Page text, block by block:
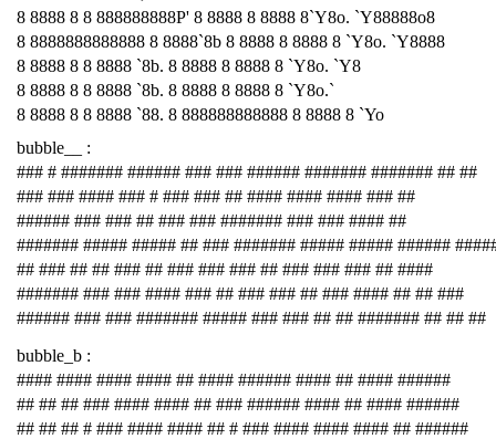
8 8888 8 8 888888888P' 8 8888 8 8888 8`Y8o. `Y88888o8
8 8888888888888 8 8888`8b 8 8888 8 8888 8 `Y8o. `Y8888
8 8888 8 8 8888 `8b. 8 8888 8 8888 8 `Y8o. `Y8
8 8888 8 8 8888 `8b. 8 8888 8 8888 8 `Y8o.`
8 8888 8 8 8888 `88. 8 888888888888 8 8888 8 `Yo
bubble__ :
### # ####### ###### ### ### ###### ####### ####### ## ##
### ### #### ### # ### ### ## #### #### #### ### ##
###### ### ### ## ### ### ####### ### ### #### ##
####### ##### ##### ## ### ####### ##### ##### ######
## ### ## ## ### ## ### ### ### ## ### ### ### ## ####
####### ### ### #### ### ## ### ### ## ### #### ## ## ###
###### ### ### ####### ##### ### ### ## ## ####### ## ## ##
bubble_b :
#### #### #### #### ## #### ###### #### ## #### ######
## ## ## ### #### #### ## ### ###### #### ## #### ######
## ## ## # ### #### #### ## # ### #### #### #### ## ######